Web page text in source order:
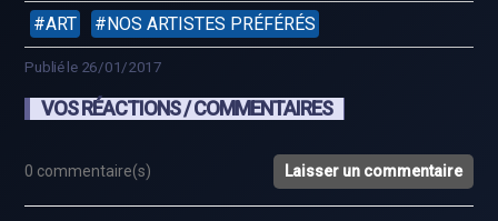
ART NOS ARTISTES PRÉFÉRÉS
Publié le 26/01/2017
VOS RÉACTIONS / COMMENTAIRES
0 commentaire(s) Laisser un commentaire